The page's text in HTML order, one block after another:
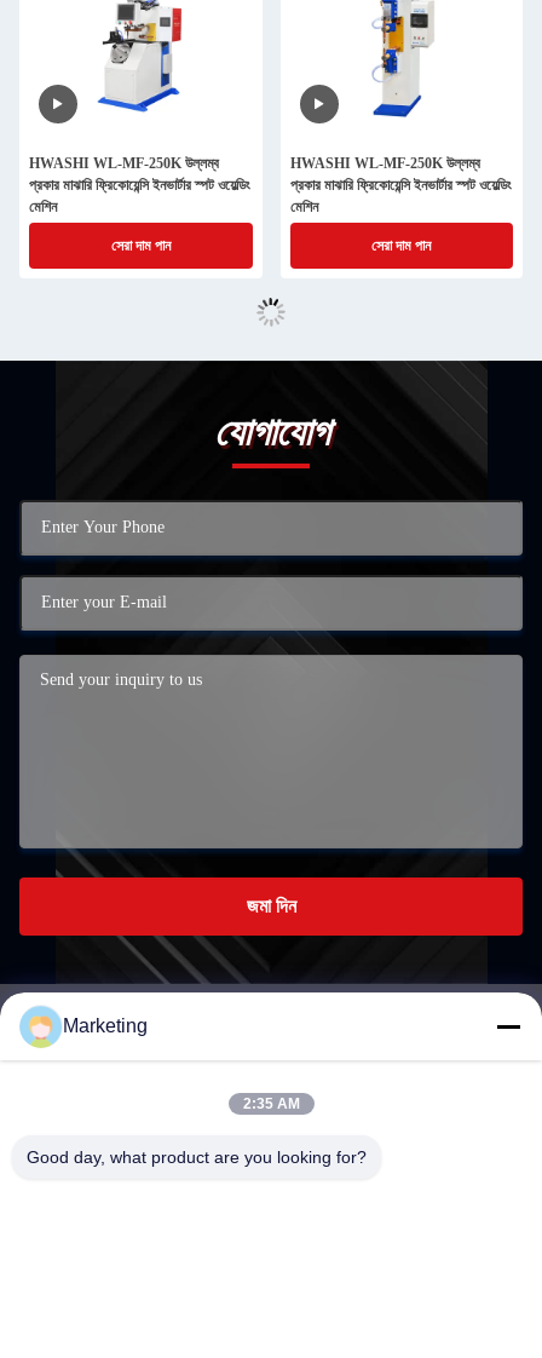
HWASHI WL-MF-250K উল্লম্ব
প্রকার মাঝারি ফ্রিকোয়েন্সি ইনভার্টার স্পট ওয়েল্ডিং
মেশিন
সেরা দাম পান
HWASHI WL-MF-250K উল্লম্ব
প্রকার মাঝারি ফ্রিকোয়েন্সি ইনভার্টার স্পট ওয়েল্ডিং
মেশিন
সেরা দাম পান
যোগাযোগ
জমা দিন
marketing@hwashi.com
Marketing
2:35 AM
Good day, what product are you looking for?